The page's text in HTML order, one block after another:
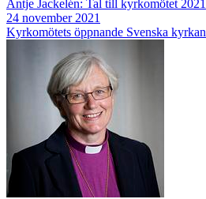
Antje Jackelén: Tal till kyrkomötet 2021
24 november 2021
Kyrkomötets öppnande Svenska kyrkan